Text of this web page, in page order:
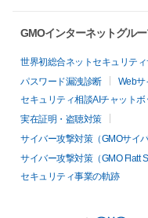
GMOインターネットグル
世界初総合ネットセキュリテ
パスワード漏洩診断
Webサ
セキュリティ相談AIチャットボ
実在証明・盗聴対策
サイバー攻撃対策（GMOサイ
サイバー攻撃対策（GMO Flatt
セキュリティ事業の軌跡